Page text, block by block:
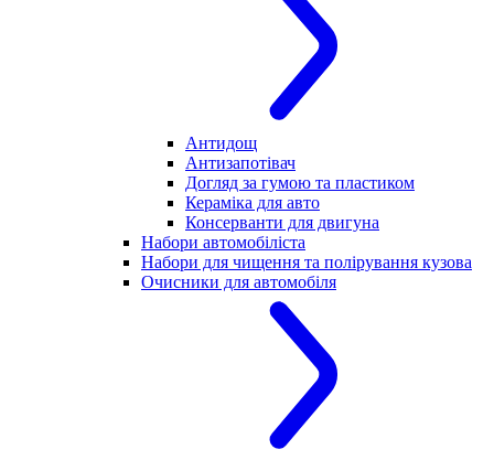
Антидощ
Антизапотівач
Догляд за гумою та пластиком
Кераміка для авто
Консерванти для двигуна
Набори автомобіліста
Набори для чищення та полірування кузова
Очисники для автомобіля